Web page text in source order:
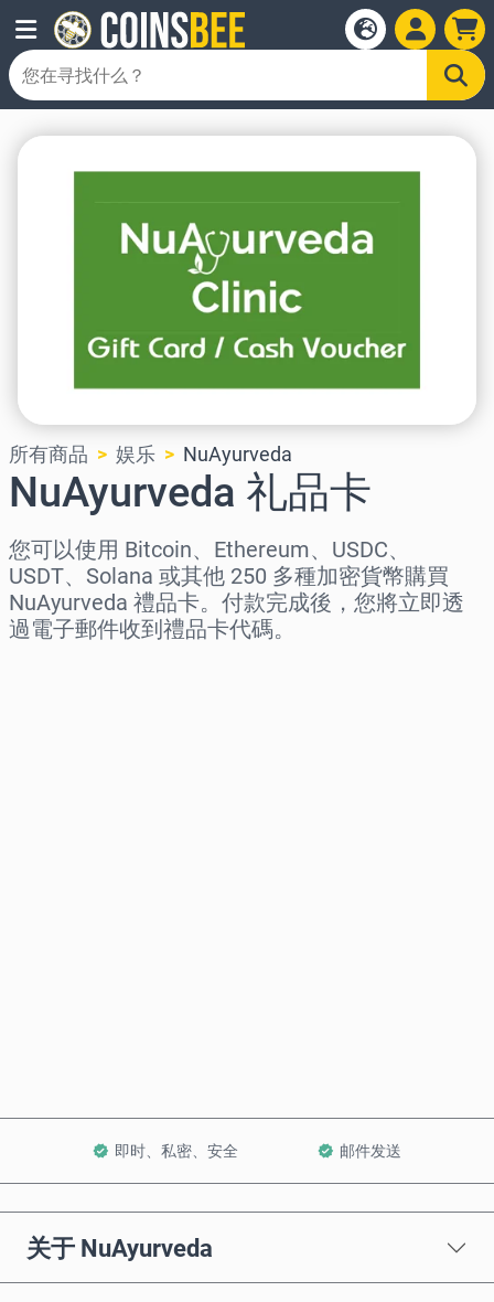
所有商品 娱乐 NuAyurveda
NuAyurveda 礼品卡
您可以使用 Bitcoin、Ethereum、USDC、
USDT、Solana 或其他 250 多種加密貨幣購買
NuAyurveda 禮品卡。付款完成後，您將立即透
過電子郵件收到禮品卡代碼。
即时、私密、安全 邮件发送
关于 NuAyurveda